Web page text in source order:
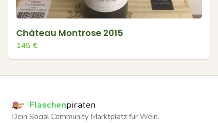
Château Montrose 2015
145 €
Dein Social Community Marktplatz für Wein.